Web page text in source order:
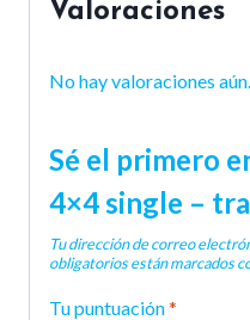
Valoraciones
No hay valoraciones aún.
Sé el primero
4×4 single –
Tu dirección de correo
obligatorios están marcados
Tu puntuación*